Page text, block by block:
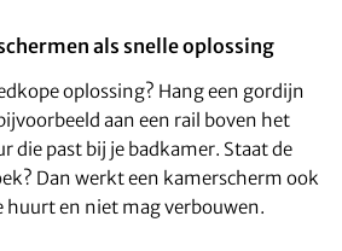
als snelle oplossing
oplossing? Hang een gordijn
aan een rail boven het
die past bij je badkamer. Staat de
Dan werkt een kamerscherm ook
huurt en niet mag verbouwen.